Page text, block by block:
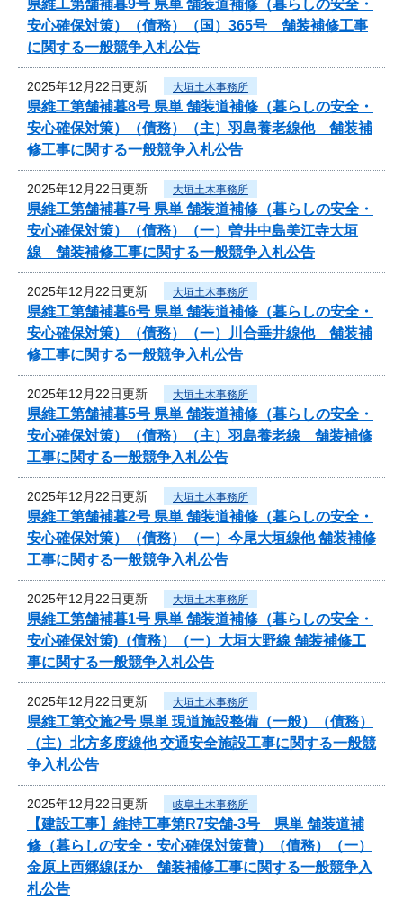
県維工第舗補暮9号 県単 舗装道補修（暮らしの安全・
安心確保対策）（債務）（国）365号 舗装補修工事
に関する一般競争入札公告
2025年12月22日更新 大垣土木事務所
県維工第舗補暮8号 県単 舗装道補修（暮らしの安全・
安心確保対策）（債務）（主）羽島養老線他 舗装補
修工事に関する一般競争入札公告
2025年12月22日更新 大垣土木事務所
県維工第舗補暮7号 県単 舗装道補修（暮らしの安全・
安心確保対策）（債務）（一）曽井中島美江寺大垣
線 舗装補修工事に関する一般競争入札公告
2025年12月22日更新 大垣土木事務所
県維工第舗補暮6号 県単 舗装道補修（暮らしの安全・
安心確保対策）（債務）（一）川合垂井線他 舗装補
修工事に関する一般競争入札公告
2025年12月22日更新 大垣土木事務所
県維工第舗補暮5号 県単 舗装道補修（暮らしの安全・
安心確保対策）（債務）（主）羽島養老線 舗装補修
工事に関する一般競争入札公告
2025年12月22日更新 大垣土木事務所
県維工第舗補暮2号 県単 舗装道補修（暮らしの安全・
安心確保対策）（債務）（一）今尾大垣線他 舗装補修
工事に関する一般競争入札公告
2025年12月22日更新 大垣土木事務所
県維工第舗補暮1号 県単 舗装道補修（暮らしの安全・
安心確保対策)（債務）（一）大垣大野線 舗装補修工
事に関する一般競争入札公告
2025年12月22日更新 大垣土木事務所
県維工第交施2号 県単 現道施設整備（一般）（債務）
（主）北方多度線他 交通安全施設工事に関する一般競
争入札公告
2025年12月22日更新 岐阜土木事務所
【建設工事】維持工事第R7安舗-3号 県単 舗装道補
修（暮らしの安全・安心確保対策費）（債務）（一）
金原上西郷線ほか 舗装補修工事に関する一般競争入
札公告